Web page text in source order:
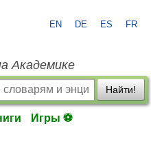
EN DE ES FR
Академике
Найти!
Игры ⚽